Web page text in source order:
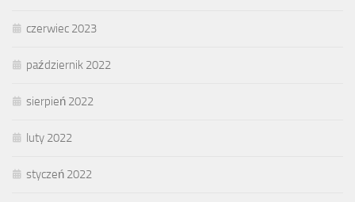
czerwiec 2023
październik 2022
sierpień 2022
luty 2022
styczeń 2022